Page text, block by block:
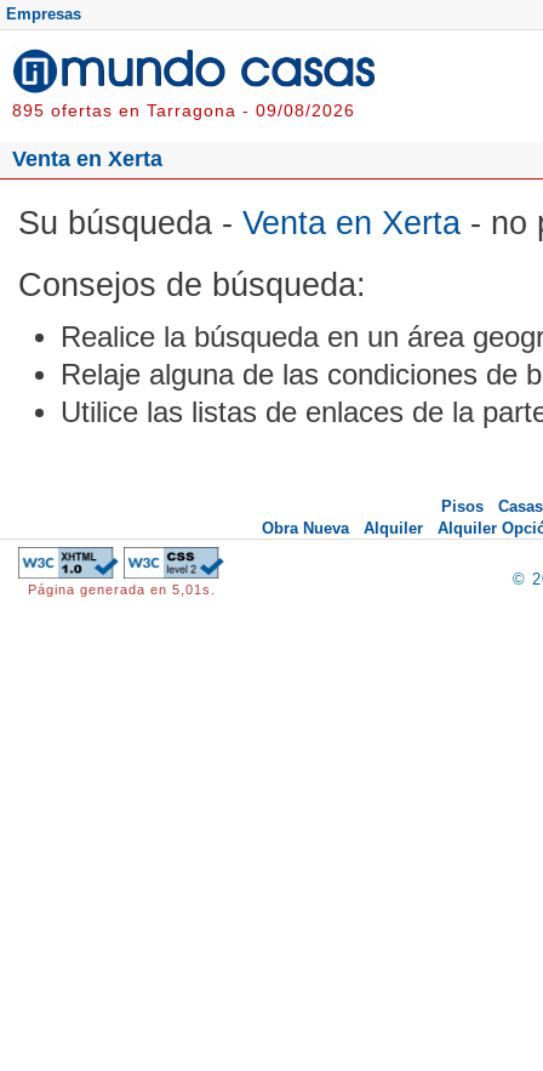
Empresas
895 ofertas en Tarragona - 09/08/2026
Venta en Xerta
Su búsqueda - Venta en Xerta - no
Consejos de búsqueda:
Realice la búsqueda en un área
Relaje alguna de las condiciones de
Utilice las listas de enlaces de la
Pisos
Casas
Obra Nueva
Alquiler Alquiler
Página generada en 5,01s.
©